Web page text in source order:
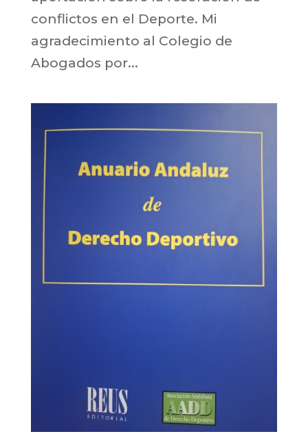
conflictos en el Deporte. Mi
agradecimiento al Colegio de
Abogados por...